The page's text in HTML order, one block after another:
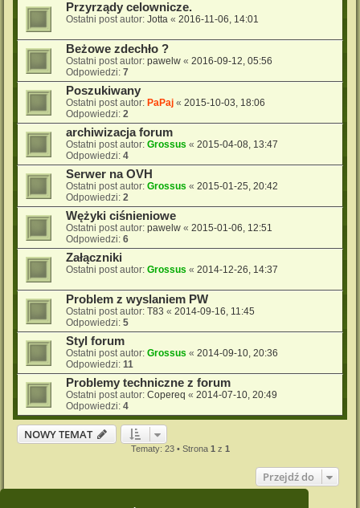
Przyrządy celownicze.
Ostatni post autor: Jotta « 2016-11-06, 14:01
Beżowe zdechło ?
Ostatni post autor: pawelw « 2016-09-12, 05:56
Odpowiedzi: 7
Poszukiwany
Ostatni post autor: PaPaj « 2015-10-03, 18:06
Odpowiedzi: 2
archiwizacja forum
Ostatni post autor: Grossus « 2015-04-08, 13:47
Odpowiedzi: 4
Serwer na OVH
Ostatni post autor: Grossus « 2015-01-25, 20:42
Odpowiedzi: 2
Wężyki ciśnieniowe
Ostatni post autor: pawelw « 2015-01-06, 12:51
Odpowiedzi: 6
Załączniki
Ostatni post autor: Grossus « 2014-12-26, 14:37
Problem z wyslaniem PW
Ostatni post autor: T83 « 2014-09-16, 11:45
Odpowiedzi: 5
Styl forum
Ostatni post autor: Grossus « 2014-09-10, 20:36
Odpowiedzi: 11
Problemy techniczne z forum
Ostatni post autor: Copereq « 2014-07-10, 20:49
Odpowiedzi: 4
NOWY TEMAT
Tematy: 23 • Strona 1 z 1
Przejdź do